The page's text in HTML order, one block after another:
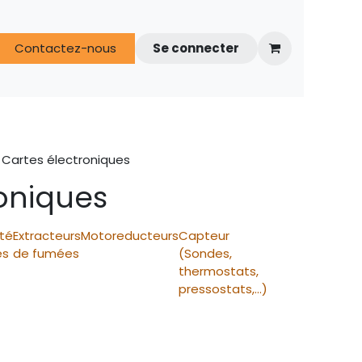
FAQ Espace techniciens
Contactez-nous Se connecter
Cartes électroniques
Extracteurs
de fumées
MotoreducteursCapteur
(Sondes,
thermostats,
pressostats,...)